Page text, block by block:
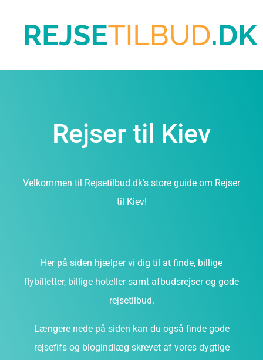
Rejser til Kiev
Velkommen til Rejsetilbud.dk’s store guide om Rejser
til Kiev!
Her på siden hjælper vi dig til at finde, billige
flybilletter, billige hoteller samt afbudsrejser og gode
rejsetilbud.
Længere nede på siden kan du også finde gode
rejsefifs og blogindlæg skrevet af vores dygtige